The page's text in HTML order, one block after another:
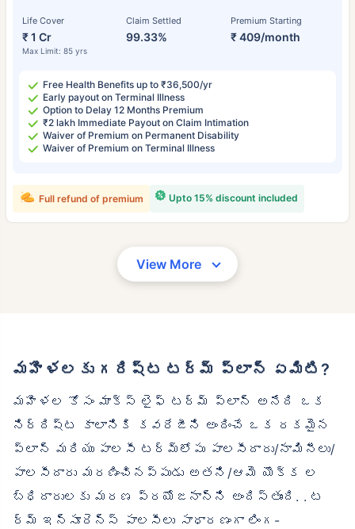
Life Cover
₹ 1 Cr
Max Limit: 85 yrs
Claim Settled
99.33%
Premium Starting
₹ 409/month
Free Health Benefits up to ₹36,500/yr
Early payout on Terminal Illness
Option to Delay 12 Months Premium
₹2 lakh Immediate Payout on Claim Intimation
Waiver of Premium on Permanent Disability
Waiver of Premium on Terminal Illness
Upto 15% discount included
Full refund of premium
View More
మహిళలకు గరిష్ట టర్మ్ ప్లాన్ ఏమిటి?
మహిళల కోసం మాక్స్ లైఫ్ టర్మ్ ప్లాన్ అనేది ఒక
నిర్దిష్ట కాలానికి కవరేజీని అందించే ఒక రకమైన
ప్లాన్ మరియు పాలసీ టర్మ్‌లోపు పాలసీదారు/నామినీలు/
పాలసీదారు మరణించినప్పుడు అతని/ఆమె యొక్క ల
బ్ధిదారులకు మరణ ప్రయోజనాన్ని అందిస్తుంది. . ట
ర్మ్ ఇన్సూరెన్స్ పాలసీలు సాధారణంగా లింగ-